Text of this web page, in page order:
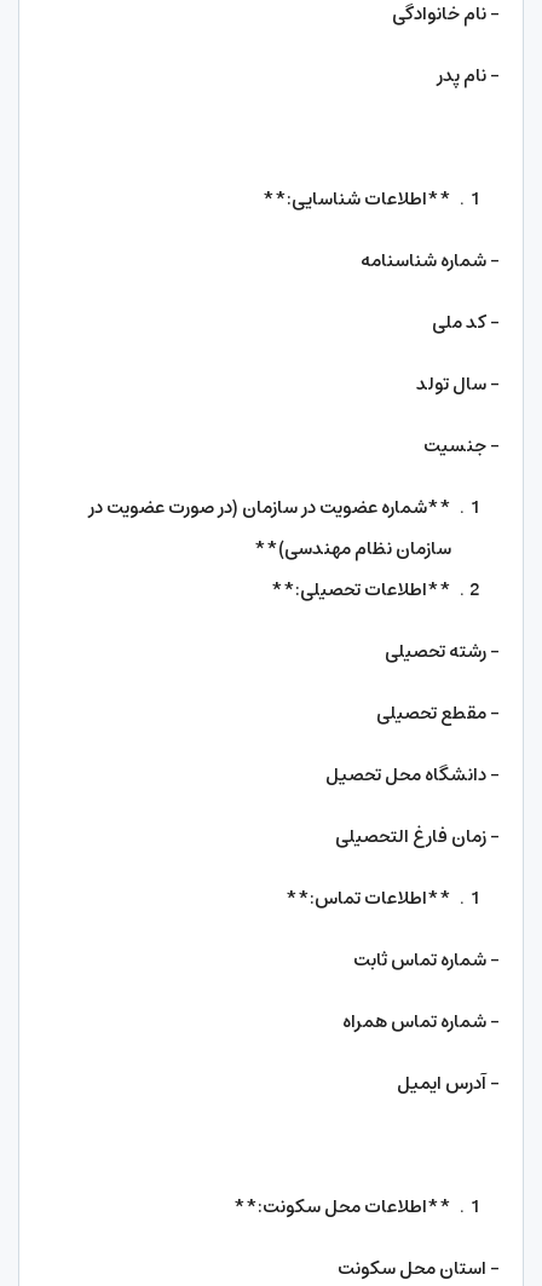
– نام خانوادگی
– نام پدر
**اطلاعات شناسایی:**
– شماره شناسنامه
– کد ملی
– سال تولد
– جنسیت
**شماره عضویت در سازمان (در صورت عضویت در
سازمان نظام مهندسی)**
**اطلاعات تحصیلی:**
– رشته تحصیلی
– مقطع تحصیلی
– دانشگاه محل تحصیل
– زمان فارغ التحصیلی
**اطلاعات تماس:**
– شماره تماس ثابت
– شماره تماس همراه
– آدرس ایمیل
**اطلاعات محل سکونت:**
– استان محل سکونت